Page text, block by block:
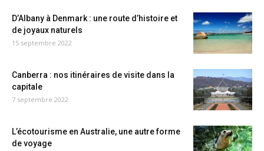
D’Albany à Denmark : une route d’histoire et
de joyaux naturels
15 septembre 2022
Canberra : nos itinéraires de visite dans la
capitale
7 septembre 2022
L’écotourisme en Australie, une autre forme
de voyage